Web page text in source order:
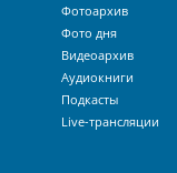
Фотоархив
Фото дня
Видеоархив
Аудиокниги
Подкасты
Live-трансляции